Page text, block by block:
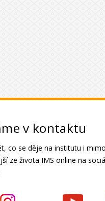
v kontaktu
co se děje na institutu i
ze života IMS online na